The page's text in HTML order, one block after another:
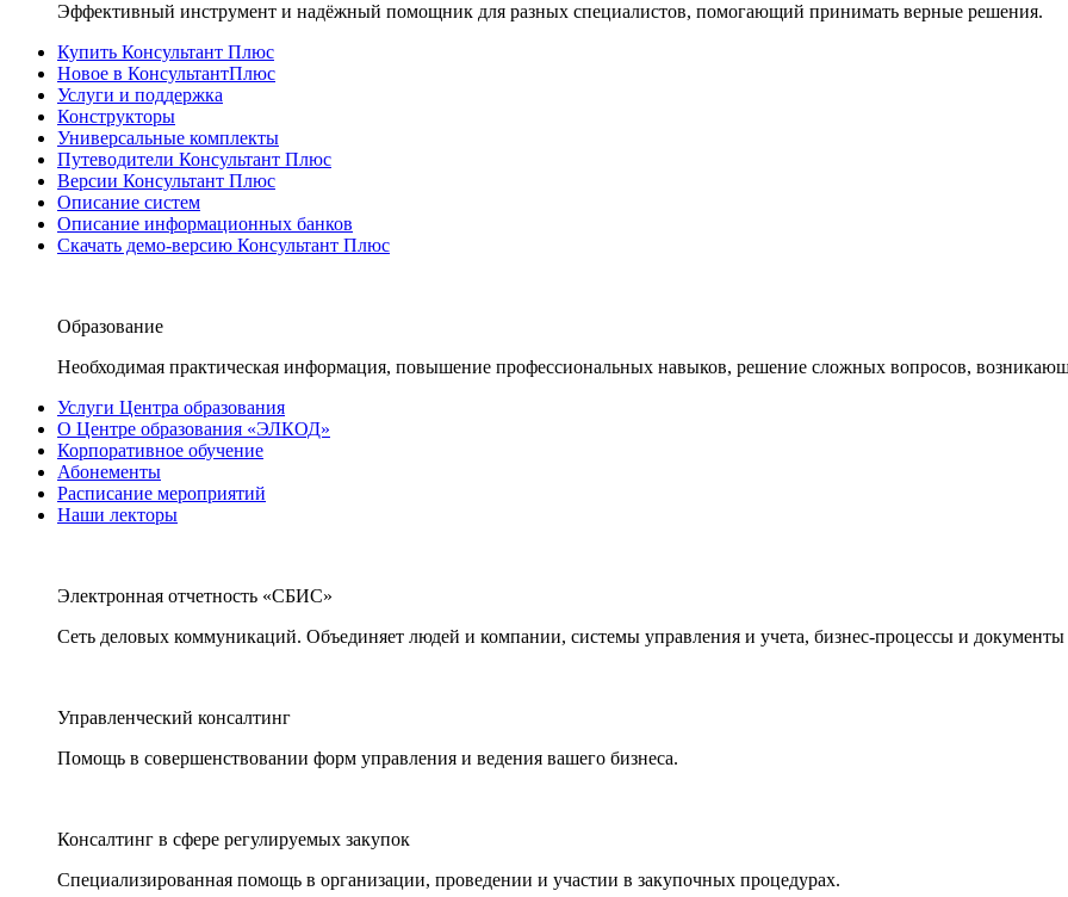
Эффективный инструмент и надёжный помощник для разных специалистов, помогающий принимать верные решения.
Купить Консультант Плюс
Новое в КонсультантПлюс
Услуги и поддержка
Конструкторы
Универсальные комплекты
Путеводители Консультант Плюс
Версии Консультант Плюс
Описание систем
Описание информационных банков
Скачать демо-версию Консультант Плюс
Образование
Необходимая практическая информация, повышение профессиональных навыков, решение сложных вопросов,
Услуги Центра образования
О Центре образования «ЭЛКОД»
Корпоративное обучение
Абонементы
Расписание мероприятий
Наши лекторы
Электронная отчетность «СБИС»
Сеть деловых коммуникаций. Объединяет людей и компании, системы управления и учета, бизнес-процессы и документы
Управленческий консалтинг
Помощь в совершенствовании форм управления и ведения вашего бизнеса.
Консалтинг в сфере регулируемых закупок
Специализированная помощь в организации, проведении и участии в закупочных процедурах.